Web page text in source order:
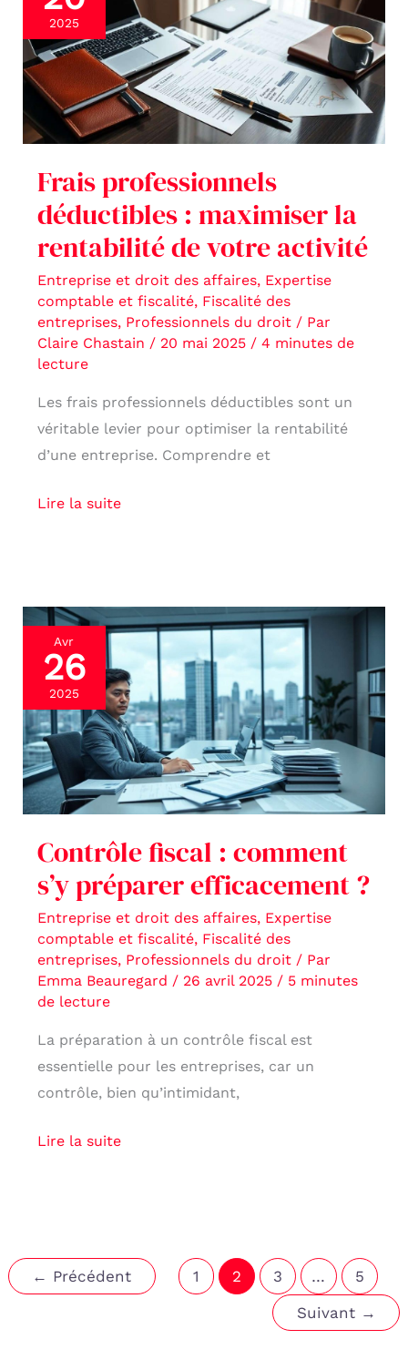
2025
Frais professionnels
déductibles : maximiser la
rentabilité de votre activité
Entreprise et droit des affaires, Expertise
comptable et fiscalité, Fiscalité des
entreprises, Professionnels du droit/ Par
Claire Chastain / 20 mai 2025 / 4 minutes de
lecture
Les frais professionnels déductibles sont un
véritable levier pour optimiser la rentabilité
d’une entreprise. Comprendre et
déductibles
:
maximiser
la
rentabilité
votre
activité
Lire la suite
Avr
26
2025
Contrôle fiscal : comment
s’y préparer efficacement ?
Entreprise et droit des affaires, Expertise
comptable et fiscalité, Fiscalité des
entreprises, Professionnels du droit/ Par
Emma Beauregard / 26 avril 2025 / 5 minutes
de lecture
La préparation à un contrôle fiscal est
essentielle pour les entreprises, car un
contrôle, bien qu’intimidant,
Contrôle
fiscal
comment
s’y
préparer
efficacement
Lire la suite
← Précédent 1 2 3 …
5
Suivant →